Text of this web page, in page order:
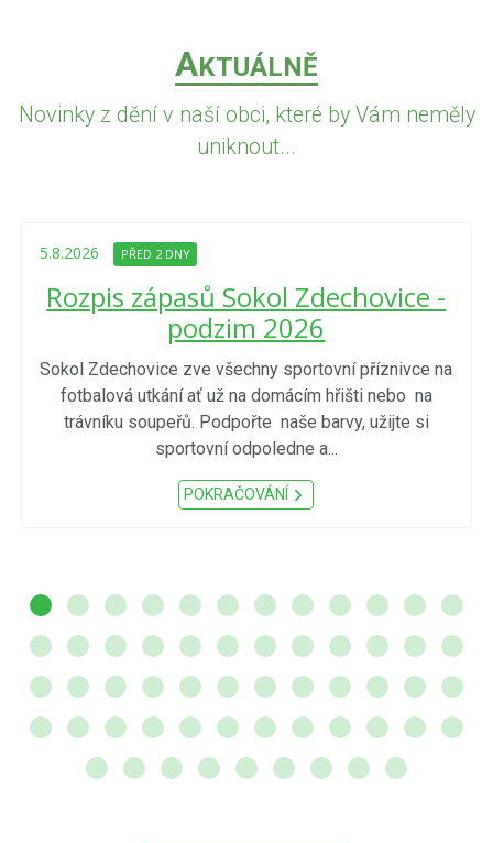
AKTUÁLNĚ
Novinky z dění v naší obci, které by Vám neměly
uniknout...
5.8.2026 PŘED 2 DNY
Rozpis zápasů Sokol Zdechovice -
podzim 2026
Sokol Zdechovice zve všechny sportovní příznivce na
fotbalová utkání ať už na domácím hřišti nebo na
trávníku soupeřů. Podpořte naše barvy, užijte si
sportovní odpoledne a...
POKRAČOVÁNÍ